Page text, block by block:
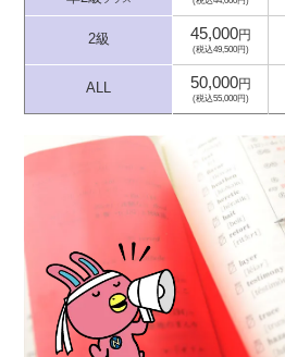
2級 45,000円
(税込49,500円)
ALL 50,000円
(税込55,000円)